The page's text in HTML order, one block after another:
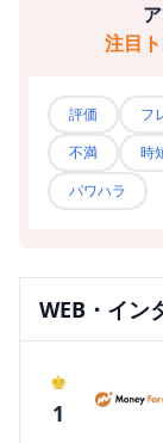
注目
評価 フ
不満
時
パワハラ
WEB・イン
♚
1